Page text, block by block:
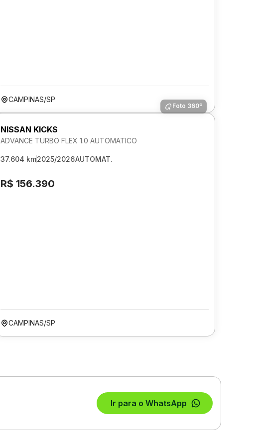
CAMPINAS/SP
Foto 360º
NISSAN KICKS
ADVANCE TURBO FLEX 1.0 AUTOMATICO
37.604 km2025/2026AUTOMAT.
R$ 156.390
CAMPINAS/SP
Ir para o WhatsApp